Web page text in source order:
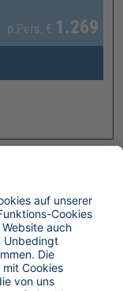
p.Pers. € 1.269